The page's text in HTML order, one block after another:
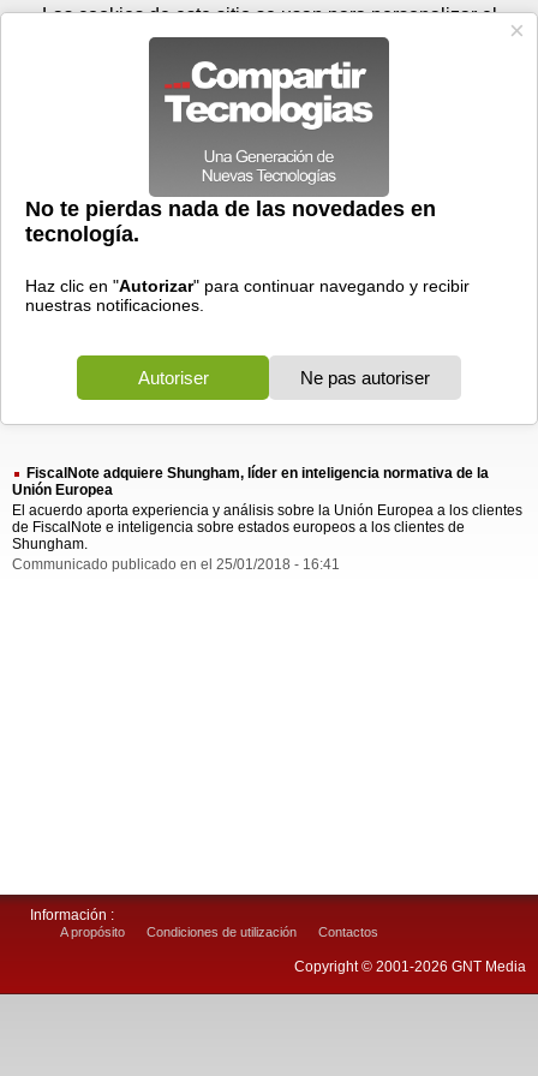
Prensa Videos
> shungham lider
shungham lider
1 resultado Ordenar por fecha-Ordenar por pertinencia
FiscalNote adquiere Shungham, líder en inteligencia normativa de la
Unión Europea
El acuerdo aporta experiencia y análisis sobre la Unión Europea a los clientes
de FiscalNote e inteligencia sobre estados europeos a los clientes de
Shungham.
Communicado publicado en el 25/01/2018 - 16:41
Jueves 06 de agosto - 15:33 Registrar Conectar
Información :
A propósito Condiciones de utilización Contactos
Copyright © 2001-2026 GNT Media
Las cookies de este sitio se usan para personalizar el
contenido y los anuncios, para ofrecer funciones de medios
sociales y para analizar el tráfico. Además, compartimos
información sobre el uso que haga del sitio web con nuestros
partners de medios sociales, de publicidad y de análisis
web.
OK